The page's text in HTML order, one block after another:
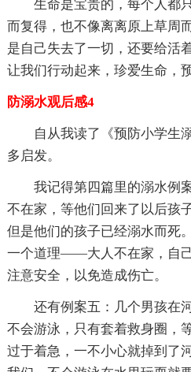
生命是宝贵的，每个人都
而复得，也不像离离原上草周
是自己失去了一切，还要给活
让我们行动起来，珍爱生命，
防溺水观后感4
自从我读了《预防小学生
多启发。
我记得第四篇里的溺水例
不在家，等他们回来了以后孩
但是他们的孩子已经溺水而死
一个道理——大人不在家，自
注意安全，以免造成伤亡。
还有例案五：几个男孩在
不会游泳，只有套着救身圈，
过于着急，一不小心就掉到了